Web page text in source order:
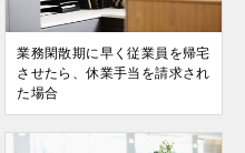
業務閑散期に早く従業員を帰宅
させたら、休業⼿当を請求され
た場合